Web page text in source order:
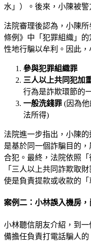
水」）。後來，小陳被警
法院審理後認為，小陳
條例》中「犯罪組織」
性地行騙以牟利。因此，
參與犯罪組織罪
三人以上共同犯加
行為是詐欺環節的
一般洗錢罪 (因為
法所得)
法院進一步指出，小陳
是基於同一個詐騙目的
合犯。最終，法院依照
「三人以上共同詐欺取
使是負責提款或收款的
案例二：小林誤入機房
小林聽信朋友介紹，到
備擔任負責打電話騙人